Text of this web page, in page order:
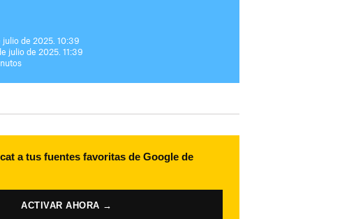
julio de 2025. 10:39
julio de 2025. 11:39
a tus fuentes favoritas de Google de
ACTIVAR AHORA →